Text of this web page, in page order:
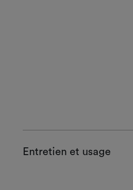
Entretien et usage